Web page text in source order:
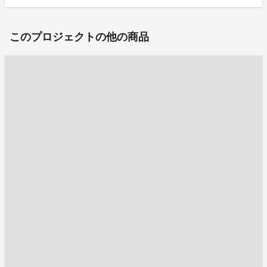
このプロジェクトの他の商品